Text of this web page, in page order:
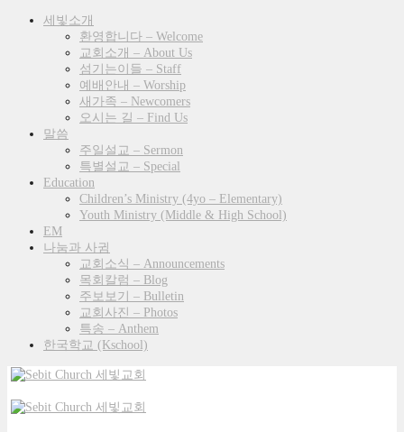
세빛소개
환영합니다 – Welcome
교회소개 – About Us
섬기는이들 – Staff
예배안내 – Worship
새가족 – Newcomers
오시는 길 – Find Us
말씀
주일설교 – Sermon
특별설교 – Special
Education
Children’s Ministry (4yo – Elementary)
Youth Ministry (Middle & High School)
EM
나눔과 사귐
교회소식 – Announcements
목회칼럼 – Blog
주보보기 – Bulletin
교회사진 – Photos
특송 – Anthem
한국학교 (Kschool)